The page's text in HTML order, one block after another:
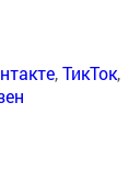
,ТикТок,